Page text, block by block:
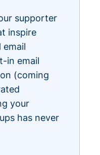
supporter
inspire
email
in email
(coming
your
has never